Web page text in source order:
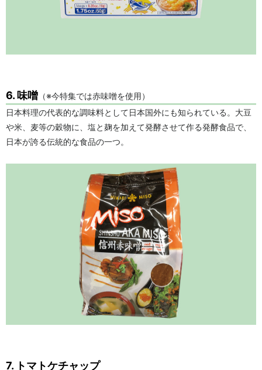
6. 味噌 （※今特集では赤味噌を使用）
日本料理の代表的な調味料として日本国外にも知られている。大豆
や米、麦等の穀物に、塩と麹を加えて発酵させて作る発酵食品で、
日本が誇る伝統的な食品の一つ。
7. トマトケチャップ